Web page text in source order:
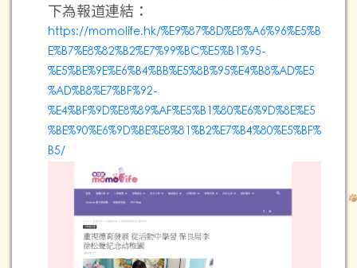
下為報道連結：
https://momolife.hk/%E9%87%8D%E8%A6%96%E5%B
E%B7%E8%82%B2%E7%99%BC%E5%B1%95-
%E5%BE%9E%E6%B4%BB%E5%8B%95%E4%B8%AD%E5
%AD%B8%E7%BF%92-
%E4%BF%9D%E8%89%AF%E5%B1%80%E6%9D%8E%E5
%BE%90%E6%9D%BE%E8%81%B2%E7%B4%80%E5%BF%
B5/